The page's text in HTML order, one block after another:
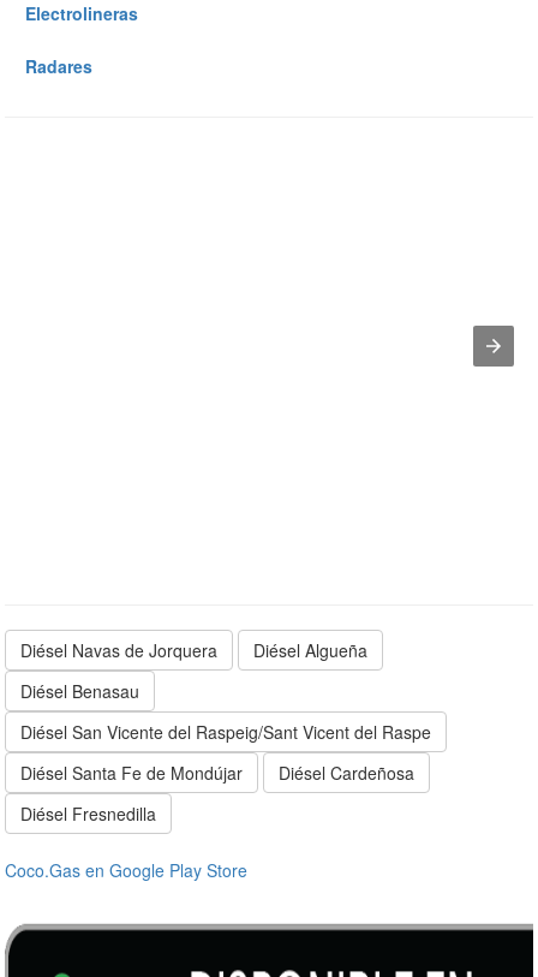
Electrolineras
Radares
Diésel Navas de Jorquera
Diésel Algueña
Diésel Benasau
Diésel San Vicente del Raspeig/Sant Vicent del Raspe
Diésel Santa Fe de Mondújar
Diésel Cardeñosa
Diésel Fresnedilla
Coco.Gas en Google Play Store